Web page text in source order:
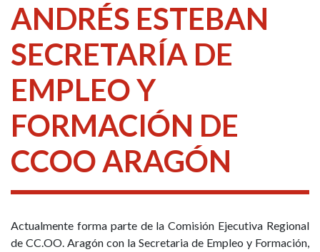
ANDRÉS ESTEBAN
SECRETARÍA DE
EMPLEO Y
FORMACIÓN DE
CCOO ARAGÓN
Actualmente forma parte de la Comisión Ejecutiva Regional
de CC.OO. Aragón con la Secretaria de Empleo y Formación,